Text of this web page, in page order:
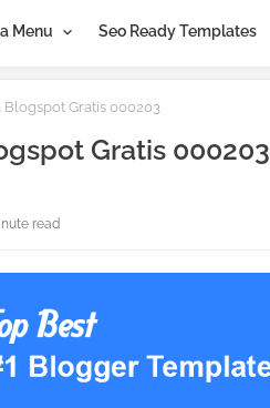
Menu Seo Ready Templates
Gratis 000203
Gratis 000203
read